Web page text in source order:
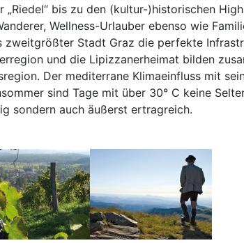
bis zu den (kultur-)historischen
Wellness-Urlauber ebenso wie
zweitgrößter Stadt Graz die perfekte
und die Lipizzanerheimat bilden
Der mediterrane Klimaeinfluss mit
sind Tage mit über 30° C keine
sondern auch äußerst ertragreich.